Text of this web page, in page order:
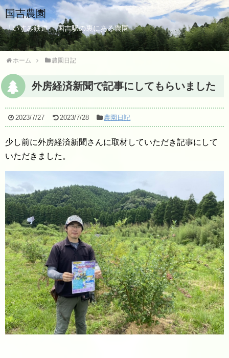
国吉農園
「いすみ鉄道」 国吉駅の裏にある農園
ホーム 農園日記
外房経済新聞で記事にしてもらいました
2023/7/27 2023/7/28 農園日記
少し前に外房経済新聞さんに取材していただき記事にして
いただきました。